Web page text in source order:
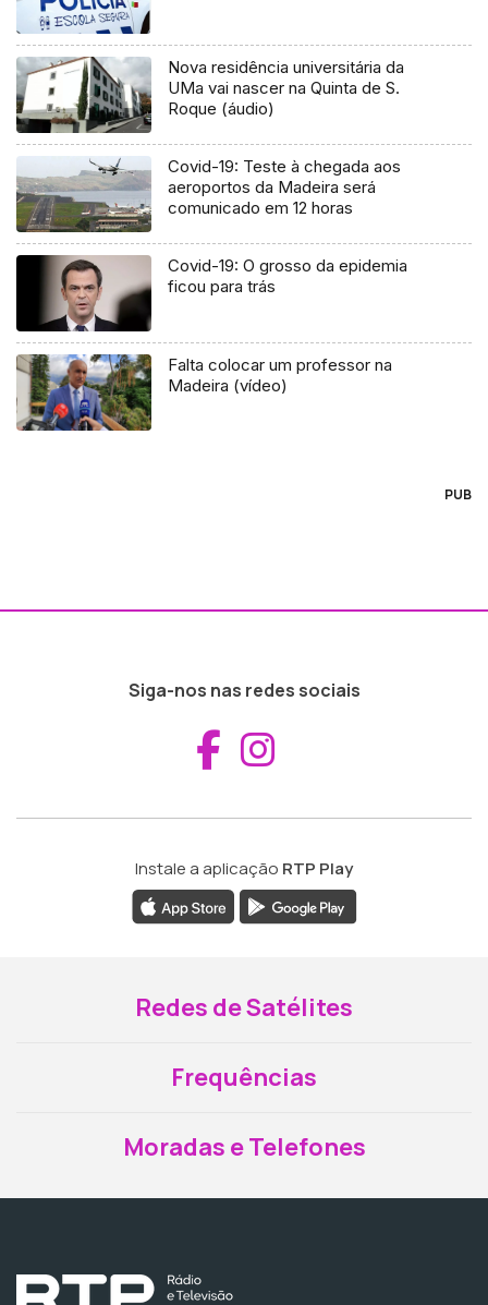
Nova residência universitária da
UMa vai nascer na Quinta de S.
Roque (áudio)
Covid-19: Teste à chegada aos
aeroportos da Madeira será
comunicado em 12 horas
Covid-19: O grosso da epidemia
ficou para trás
Falta colocar um professor na
Madeira (vídeo)
PUB
Siga-nos nas redes sociais
Aceder ao
Instale a aplicação RTP Play
Redes de Satélites
Frequências
Moradas e Telefones